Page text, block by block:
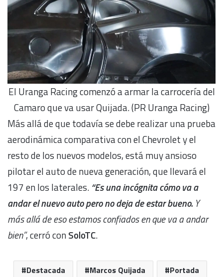
El Uranga Racing comenzó a armar la carrocería del
Camaro que va usar Quijada. (PR Uranga Racing)
Más allá de que todavía se debe realizar una prueba
aerodinámica comparativa con el Chevrolet y el
resto de los nuevos modelos, está muy ansioso
pilotar el auto de nueva generación, que llevará el
197 en los laterales. “Es una incógnita cómo va a
andar el nuevo auto pero no deja de estar bueno. Y
más allá de eso estamos confiados en que va a andar
bien”, cerró conSoloTC.
Destacada Marcos Quijada
Portada